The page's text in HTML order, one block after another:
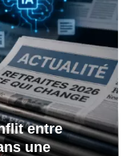
entre
une